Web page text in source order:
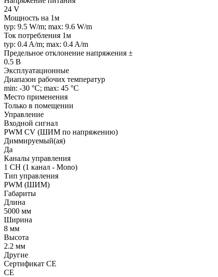
24 V
Мощность на 1м
typ: 9.5 W/m; max: 9.6 W/m
Ток потребления 1м
typ: 0.4 A/m; max: 0.4 A/m
Предельное отклонение напряжения ±
0.5 В
Эксплуатационные
Диапазон рабочих температур
min: -30 °C; max: 45 °C
Место применения
Только в помещении
Управление
Входной сигнал
PWM СV (ШИМ по напряжению)
Диммируемый(ая)
Да
Каналы управления
1 CH (1 канал - Mono)
Тип управления
PWM (ШИМ)
Габариты
Длина
5000 мм
Ширина
8 мм
Высота
2.2 мм
Другие
Сертификат CE
CE